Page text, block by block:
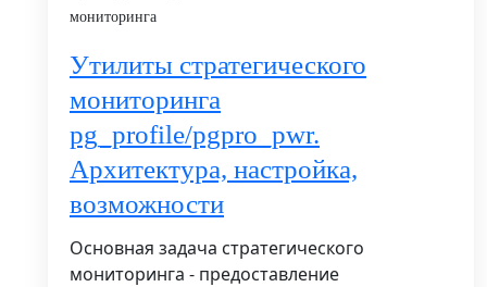
мониторинга
Утилиты стратегического
мониторинга
pg_profile/pgpro_pwr.
Архитектура, настройка,
возможности
Основная задача стратегического
мониторинга - предоставление